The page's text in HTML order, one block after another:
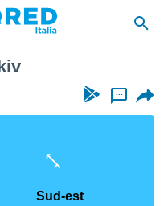
...
Sud-est